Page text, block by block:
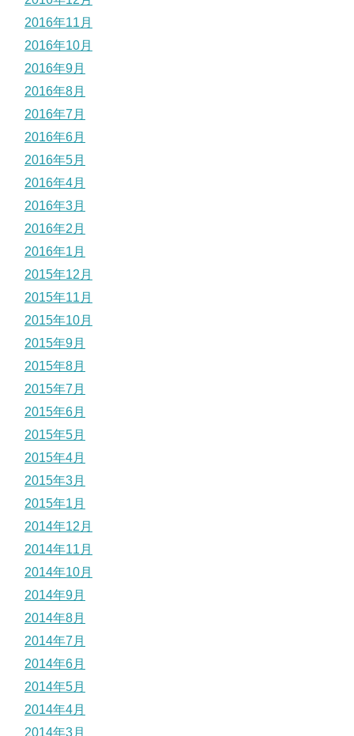
2016年11月
2016年10月
2016年9月
2016年8月
2016年7月
2016年6月
2016年5月
2016年4月
2016年3月
2016年2月
2016年1月
2015年12月
2015年11月
2015年10月
2015年9月
2015年8月
2015年7月
2015年6月
2015年5月
2015年4月
2015年3月
2015年1月
2014年12月
2014年11月
2014年10月
2014年9月
2014年8月
2014年7月
2014年6月
2014年5月
2014年4月
2014年3月